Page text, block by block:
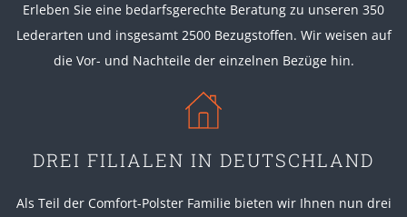
Erleben Sie eine bedarfsgerechte Beratung zu unseren 350
Lederarten und insgesamt 2500 Bezugstoffen. Wir weisen auf
die Vor- und Nachteile der einzelnen Bezüge hin.
DREI FILIALEN IN DEUTSCHLAND
Als Teil der Comfort-Polster Familie bieten wir Ihnen nun drei